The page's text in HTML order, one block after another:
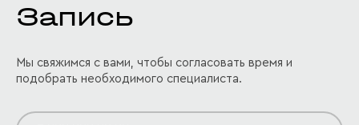
Запись
Мы свяжимся с вами, чтобы согласовать время и
подобрать необходимого специалиста.